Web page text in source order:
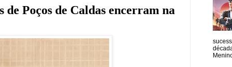
de Poços de Caldas encerram na